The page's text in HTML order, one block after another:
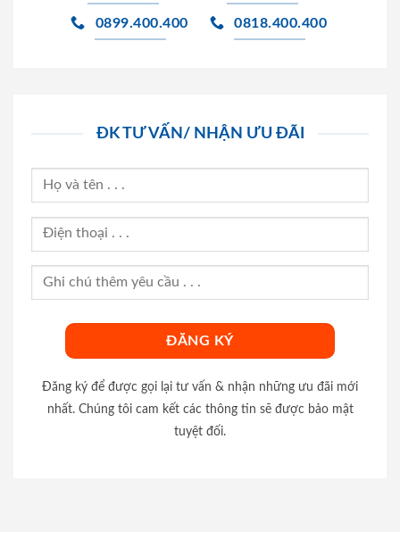
0899.400.400 0818.400.400
ĐK TƯ VẤN/ NHẬN ƯU ĐÃI
Đăng ký để được gọi lại tư vấn & nhận những ưu đãi mới
nhất. Chúng tôi cam kết các thông tin sẽ được bảo mật
tuyệt đối.